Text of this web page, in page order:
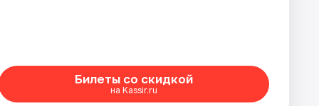
Билеты со скидкой
на Kassir.ru